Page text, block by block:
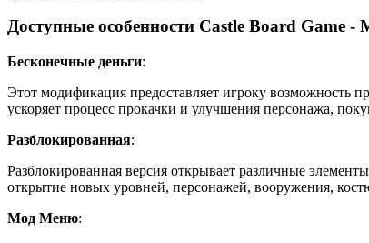
Доступные особенности Castle Board Game -
Бесконечные деньги:
Этот модификация предоставляет игроку возможность
ускоряет процесс прокачки и улучшения персонажа,
Разблокированная:
Разблокированная версия открывает различные
открытие новых уровней, персонажей, вооружения,
Мод Меню: